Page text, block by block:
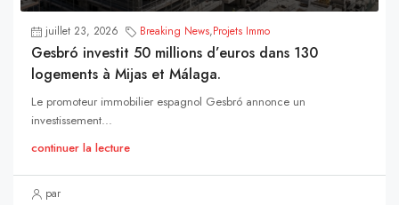
juillet 23, 2026 Breaking News,Projets Immo
Gesbró investit 50 millions d’euros dans 130
logements à Mijas et Málaga.
Le promoteur immobilier espagnol Gesbró annonce un
investissement...
continuer la lecture
par